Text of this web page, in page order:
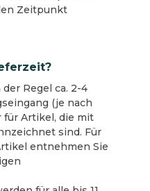
Zeitpunkt
Regel ca. 2-4
(je nach
für Artikel, die mit
sind. Für
entnehmen Sie